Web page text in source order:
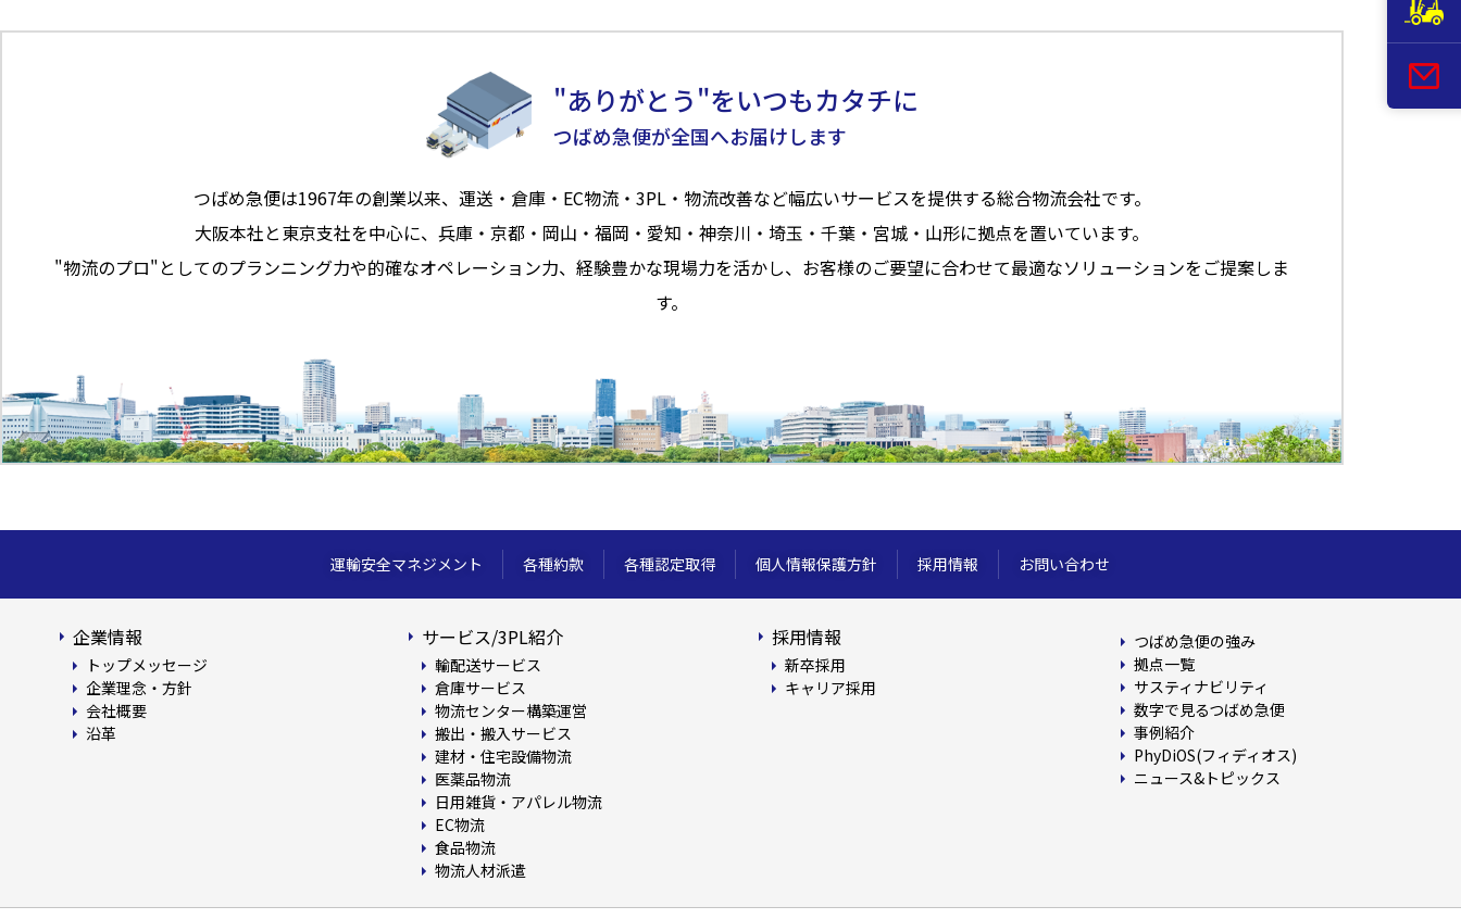
"ありがとう"をいつもカタチに
つばめ急便が全国へお届けします
つばめ急便は1967年の創業以来、運送・倉庫・EC物流・3PL・物流改善など幅広いサービスを提供する総合物流会社です。
大阪本社と東京支社を中心に、兵庫・京都・岡山・福岡・愛知・神奈川・埼玉・千葉・宮城・山形に拠点を置いています。
"物流のプロ"としてのプランニング力や的確なオペレーション力、経験豊かな現場力を活かし、お客様のご要望に合わせて最適なソリューションをご提案しま
す。
運輸安全マネジメント 各種約款 各種認定取得 個人情報保護方針 採用情報 お問い合わせ
企業情報
トップメッセージ
企業理念・方針
会社概要
沿革
サービス/3PL紹介
輸配送サービス
倉庫サービス
物流センター構築運営
搬出・搬入サービス
建材・住宅設備物流
医薬品物流
日用雑貨・アパレル物流
EC物流
食品物流
物流人材派遣
採用情報
新卒採用
キャリア採用
つばめ急便の強み
拠点一覧
サスティナビリティ
数字で見るつばめ急便
事例紹介
PhyDiOS(フィディオス)
ニュース&トピックス